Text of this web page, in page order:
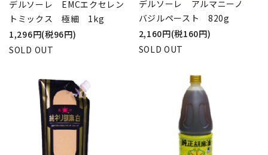
デルソーレ EMCエクセレン
トミックス 極細 1kg
1,296円(税96円)
SOLD OUT
デルソーレ アルマニーノ
バジルペースト 820g
2,160円(税160円)
SOLD OUT